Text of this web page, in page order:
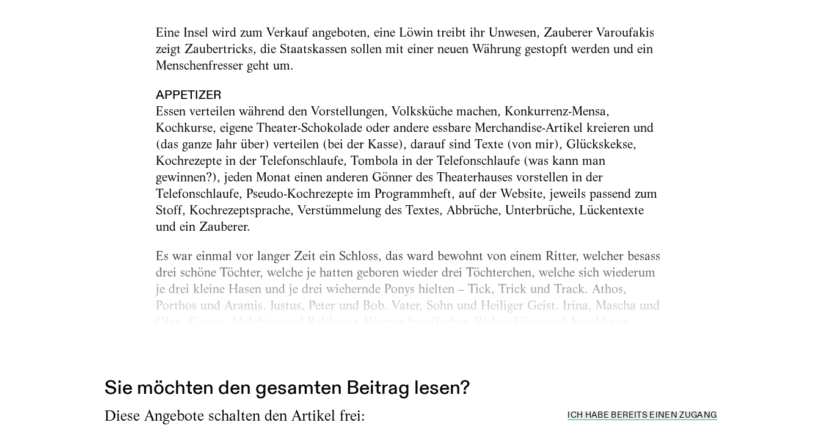
Eine Insel wird zum Verkauf angeboten, eine Löwin treibt ihr Unwesen, Zauberer Varoufakis
zeigt Zaubertricks, die Staatskassen sollen mit einer neuen Währung gestopft werden und ein
Menschenfresser geht um.
APPETIZER
Essen verteilen während den Vorstellungen, Volksküche machen, Konkurrenz-Mensa,
Kochkurse, eigene Theater-Schokolade oder andere essbare Merchandise-Artikel kreieren und
(das ganze Jahr über) verteilen (bei der Kasse), darauf sind Texte (von mir), Glückskekse,
Kochrezepte in der Telefonschlaufe, Tombola in der Telefonschlaufe (was kann man
gewinnen?), jeden Monat einen anderen Gönner des Theaterhauses vorstellen in der
Telefonschlaufe, Pseudo-Kochrezepte im Programmheft, auf der Website, jeweils passend zum
Stoff, Kochrezeptsprache, Verstümmelung des Textes, Abbrüche, Unterbrüche, Lückentexte
und ein Zauberer.
Es war einmal vor langer Zeit ein Schloss, das ward bewohnt von einem Ritter, welcher besass
drei schöne Töchter, welche je hatten geboren wieder drei Töchterchen, welche sich wiederum
je drei kleine Hasen und je drei wiehernde Ponys hielten – Tick, Trick und Track. Athos,
Porthos und Aramis. Justus, Peter und Bob. Vater, Sohn und Heiliger Geist. Irina, Mascha und
Sie möchten den gesamten Beitrag lesen?
Diese Angebote schalten den Artikel frei: ICH HABE BEREITS EINEN ZUGANG